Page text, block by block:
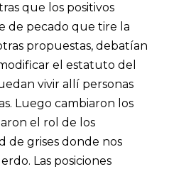
que los positivos
de pecado que tire la
propuestas, debatían
el estatuto del
vivir allí personas
Luego cambiaron los
el rol de los
de grises donde nos
Las posiciones